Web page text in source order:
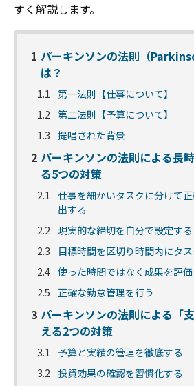
すく解説します。
1 パーキンソンの法則（
は？
1.1 第一法則【仕事について】
1.2 第二法則【予算について】
1.3 提唱された背景
2 パーキンソンの法則による長
る5つの対策
2.1 仕事を細かいタスクに分けて
出する
2.2
現実的な締切を自分で設定する
2.3
目標時間を区切り時間内にタ
2.4 使った時間ではなく成果を評価
2.5
正確な勤怠管理を行う
3 パーキンソンの法則による「
える2つの対策
3.1
予算と実績の管理を徹底する
3.2
投資効果の確認を習慣化する